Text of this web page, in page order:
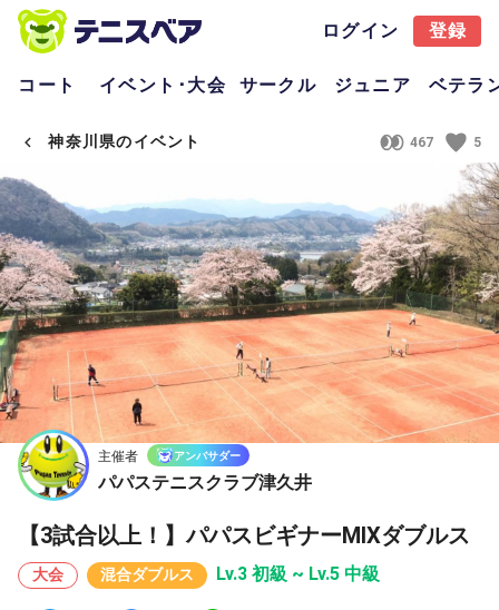
ログイン 登録
コート イベント･大会 サークル ジュニア ベテラ
神奈川県のイベント 467 5
主催者 アンバサダー
パパステニスクラブ津久井
【3試合以上！】パパスビギナーMIXダブルス
大会 混合ダブルス Lv.3 初級 ~ Lv.5 中級